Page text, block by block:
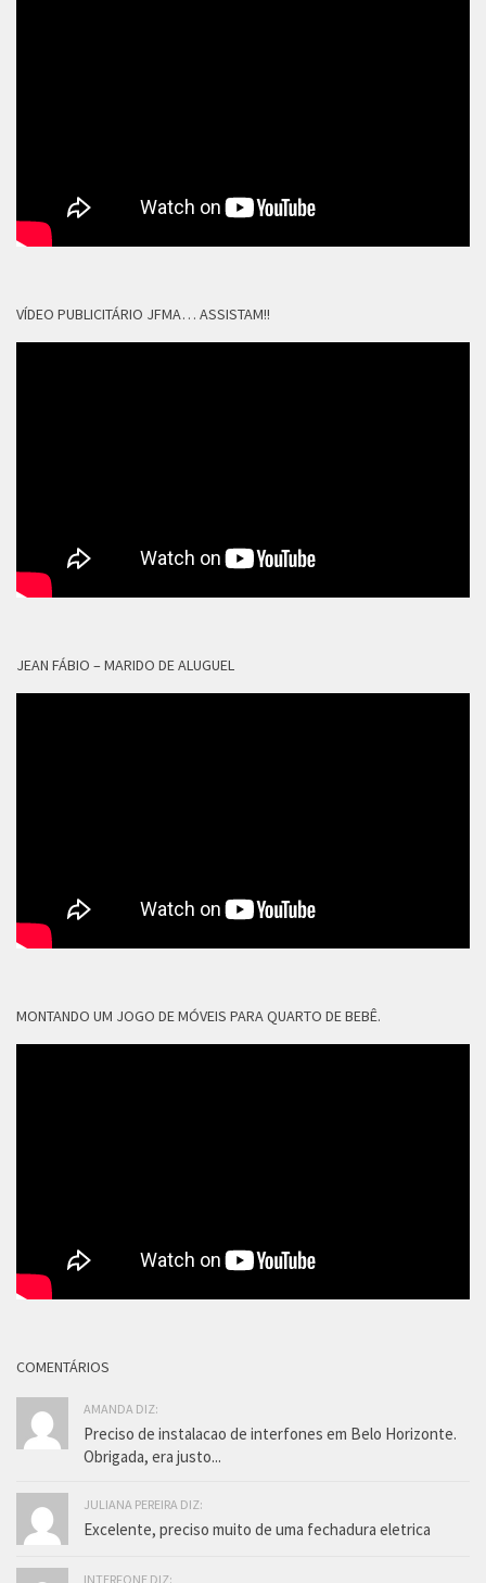
VÍDEO PUBLICITÁRIO JFMA… ASSISTAM!!
JEAN FÁBIO – MARIDO DE ALUGUEL
MONTANDO UM JOGO DE MÓVEIS PARA QUARTO DE BEBÊ.
COMENTÁRIOS
AMANDA DIZ:
Preciso de instalacao de interfones em Belo Horizonte.
Obrigada, era justo...
JULIANA PEREIRA DIZ:
Excelente, preciso muito de uma fechadura eletrica
INTERFONE DIZ: